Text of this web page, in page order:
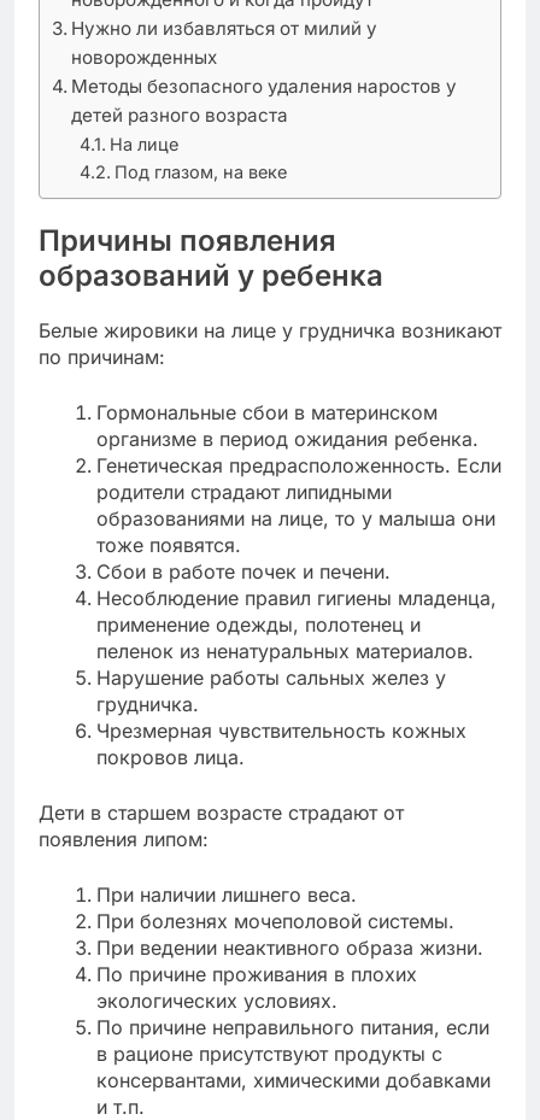
Нужно ли избавляться от милий у
новорожденных
Методы безопасного удаления наростов у
детей разного возраста
На лице
Под глазом, на веке
Причины появления
образований у ребенка
Белые жировики на лице у грудничка возникают
по причинам:
Гормональные сбои в материнском
организме в период ожидания ребенка.
Генетическая предрасположенность. Если
родители страдают липидными
образованиями на лице, то у малыша они
тоже появятся.
Сбои в работе почек и печени.
Несоблюдение правил гигиены младенца,
применение одежды, полотенец и
пеленок из ненатуральных материалов.
Нарушение работы сальных желез у
грудничка.
Чрезмерная чувствительность кожных
покровов лица.
Дети в старшем возрасте страдают от
появления липом:
При наличии лишнего веса.
При болезнях мочеполовой системы.
При ведении неактивного образа жизни.
По причине проживания в плохих
экологических условиях.
По причине неправильного питания, если
в рационе присутствуют продукты с
консервантами, химическими добавками
и т.п.